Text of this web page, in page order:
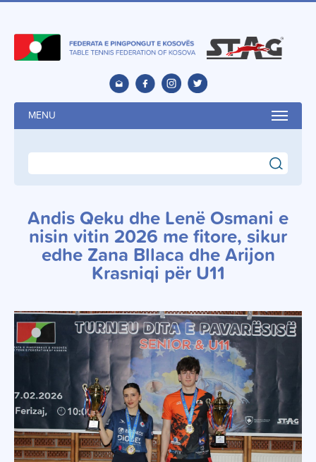
MENU
search
Andis Qeku dhe Lenë Osmani e
nisin vitin 2026 me fitore, sikur
edhe Zana Bllaca dhe Arijon
Krasniqi për U11